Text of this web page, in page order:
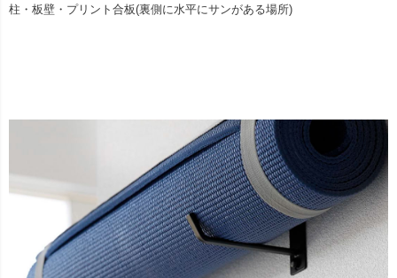
柱・板壁・プリント合板(裏側に水平にサンがある場所)